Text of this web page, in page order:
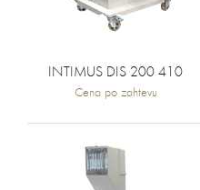
INTIMUS DIS 200 410
Cena po zahtevu